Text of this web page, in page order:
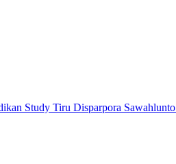
Study Tiru Disparpora Sawahlunto